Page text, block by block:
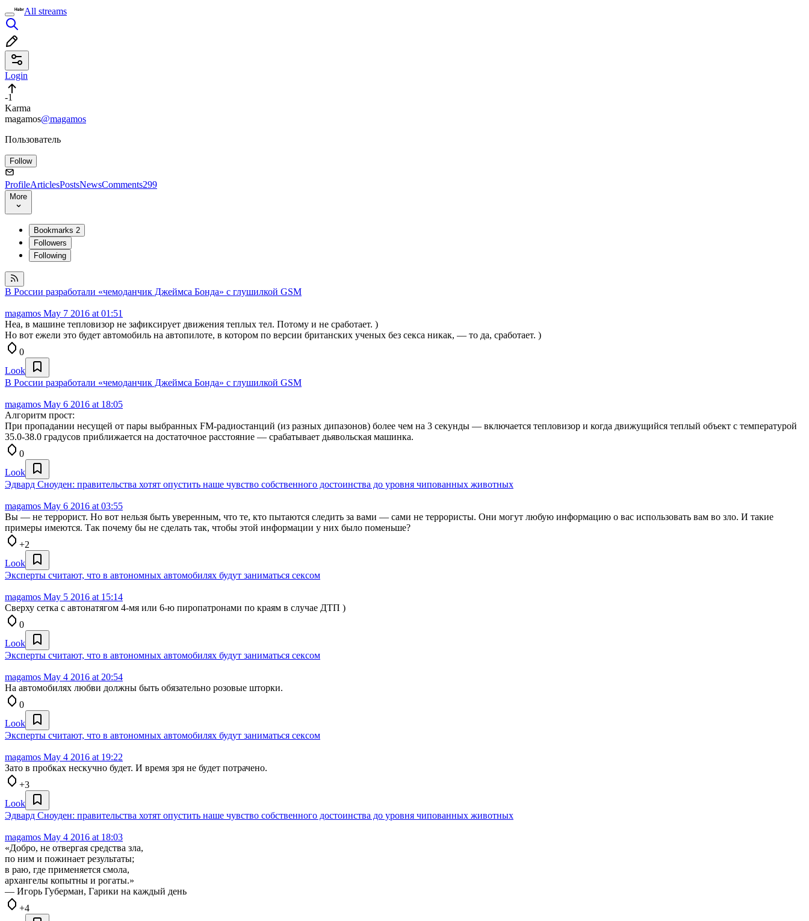
All streams
Login
-1
Karma
magamos@magamos
Пользователь
Follow
ProfileArticlesPostsNewsComments299
More
Bookmarks 2
Followers
Following
В России разработали «чемоданчик Джеймса Бонда» с глушилкой GSM
magamos May 7 2016 at 01:51
Неа, в машине тепловизор не зафиксирует движения теплых тел. Потому и не сработает. )
Но вот ежели это будет автомобиль на автопилоте, в котором по версии британских ученых без секса никак, — то да, сработает. )
0
Look
В России разработали «чемоданчик Джеймса Бонда» с глушилкой GSM
magamos May 6 2016 at 18:05
Алгоритм прост:
При пропадании несущей от пары выбранных FM-радиостанций (из разных дипазонов) более чем на 3 секунды — включается тепловизор и когда движущийся теплый объект с температурой
35.0-38.0 градусов приближается на достаточное расстояние — срабатывает дьявольская машинка.
0
Look
Эдвард Сноуден: правительства хотят опустить наше чувство собственного достоинства до уровня чипованных животных
magamos May 6 2016 at 03:55
Вы — не террорист. Но вот нельзя быть уверенным, что те, кто пытаются следить за вами — сами не террористы. Они могут любую информацию о вас использовать вам во зло. И такие
примеры имеются. Так почему бы не сделать так, чтобы этой информации у них было поменьше?
+2
Look
Эксперты считают, что в автономных автомобилях будут заниматься сексом
magamos May 5 2016 at 15:14
Сверху сетка с автонатягом 4-мя или 6-ю пиропатронами по краям в случае ДТП )
0
Look
Эксперты считают, что в автономных автомобилях будут заниматься сексом
magamos May 4 2016 at 20:54
На автомобилях любви должны быть обязательно розовые шторки.
0
Look
Эксперты считают, что в автономных автомобилях будут заниматься сексом
magamos May 4 2016 at 19:22
Зато в пробках нескучно будет. И время зря не будет потрачено.
+3
Look
Эдвард Сноуден: правительства хотят опустить наше чувство собственного достоинства до уровня чипованных животных
magamos May 4 2016 at 18:03
«Добро, не отвергая средства зла,
по ним и пожинает результаты;
в раю, где применяется смола,
архангелы копытны и рогаты.»
— Игорь Губерман, Гарики на каждый день
+4